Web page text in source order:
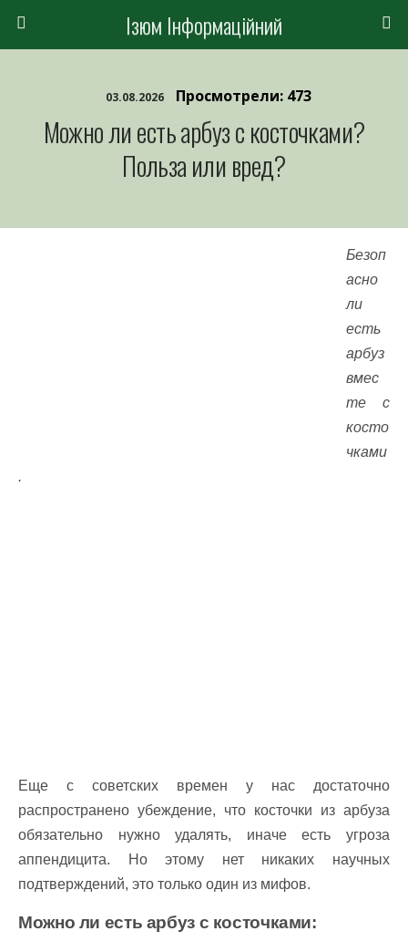
Ізюм Інформаційний
03.08.2026 Просмотрели: 473
Можно ли есть арбуз с косточками?
Польза или вред?
Безоп
асно
ли
есть
арбуз
вмес
те с
косто
чками
.
Еще с советских времен у нас достаточно
распространено убеждение, что косточки из арбуза
обязательно нужно удалять, иначе есть угроза
аппендицита. Но этому нет никаких научных
подтверждений, это только один из мифов.
Можно ли есть арбуз с косточками: